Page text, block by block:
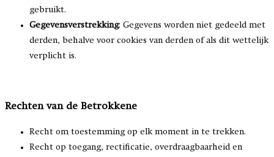
gebruikt.
Gegevensverstrekking: Gegevens worden niet gedeeld met
derden, behalve voor cookies van derden of als dit wettelijk
verplicht is.
Rechten van de Betrokkene
Recht om toestemming op elk moment in te trekken.
Recht op toegang, rectificatie, overdraagbaarheid en